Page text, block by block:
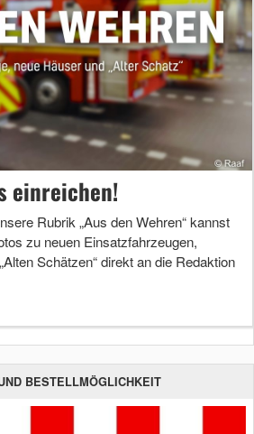
einreichen!
Rubrik „Aus den Wehren“ kannst
zu neuen Einsatzfahrzeugen,
Schätzen“ direkt an die Redaktion
BESTELLMÖGLICHKEIT